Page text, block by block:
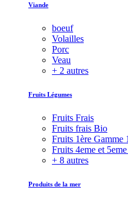
Viande
boeuf
Volailles
Porc
Veau
+ 2 autres
Fruits Légumes
Fruits Frais
Fruits frais Bio
Fruits 1ère Gamme
Fruits 4eme et
+ 8 autres
Produits de la mer